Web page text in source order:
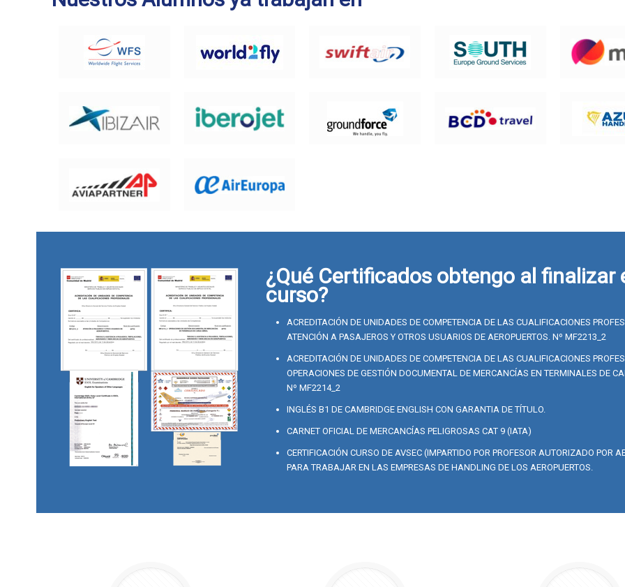
¿Qué Certificados obtengo al finalizar
curso?
ACREDITACIÓN DE UNIDADES DE COMPETENCIA DE LAS CUALIFICACIONES
ATENCIÓN A PASAJEROS Y OTROS USUARIOS DE AEROPUERTOS. Nº MF2213_2
ACREDITACIÓN DE UNIDADES DE COMPETENCIA DE LAS CUALIFICACIONES
OPERACIONES DE GESTIÓN DOCUMENTAL DE MERCANCÍAS EN TERMINALES DE
Nº MF2214_2
INGLÉS B1 DE CAMBRIDGE ENGLISH CON GARANTIA DE TÍTULO.
CARNET OFICIAL DE MERCANCÍAS PELIGROSAS CAT 9 (IATA)
CERTIFICACIÓN CURSO DE AVSEC (IMPARTIDO POR PROFESOR AUTORIZADO POR
PARA TRABAJAR EN LAS EMPRESAS DE HANDLING DE LOS AEROPUERTOS.